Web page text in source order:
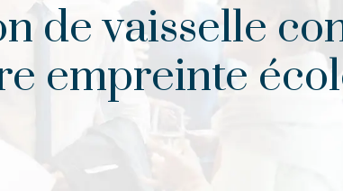
de vaisselle
empreinte